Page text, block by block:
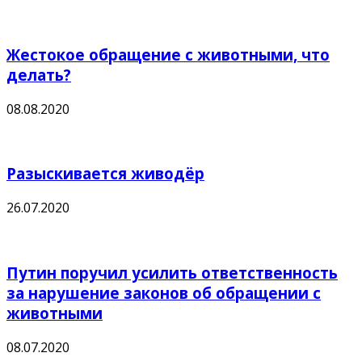
Жестокое обращение с животными, что
делать?
08.08.2020
Разыскивается живодёр
26.07.2020
Путин поручил усилить ответственность
за нарушение законов об обращении с
животными
08.07.2020